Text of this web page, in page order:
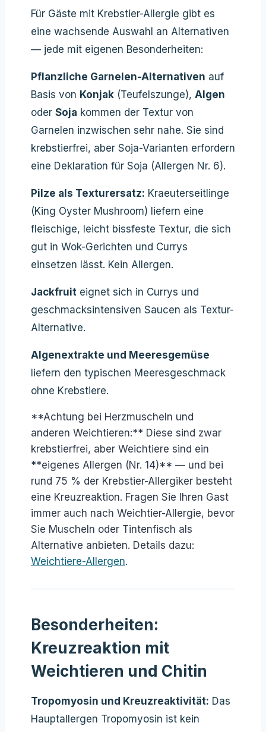
Für Gäste mit Krebstier-Allergie gibt es
eine wachsende Auswahl an Alternativen
— jede mit eigenen Besonderheiten:
Pflanzliche Garnelen-Alternativen auf
Basis von Konjak (Teufelszunge), Algen
oder Soja kommen der Textur von
Garnelen inzwischen sehr nahe. Sie sind
krebstierfrei, aber Soja-Varianten erfordern
eine Deklaration für Soja (Allergen Nr. 6).
Pilze als Texturersatz: Kraeuterseitlinge
(King Oyster Mushroom) liefern eine
fleischige, leicht bissfeste Textur, die sich
gut in Wok-Gerichten und Currys
einsetzen lässt. Kein Allergen.
Jackfruit eignet sich in Currys und
geschmacksintensiven Saucen als Textur-
Alternative.
Algenextrakte und Meeresgemüse
liefern den typischen Meeresgeschmack
ohne Krebstiere.
**Achtung bei Herzmuscheln und
anderen Weichtieren:** Diese sind zwar
krebstierfrei, aber Weichtiere sind ein
**eigenes Allergen (Nr. 14)** — und bei
rund 75 % der Krebstier-Allergiker besteht
eine Kreuzreaktion. Fragen Sie Ihren Gast
immer auch nach Weichtier-Allergie, bevor
Sie Muscheln oder Tintenfisch als
Alternative anbieten. Details dazu:
Weichtiere-Allergen.
Besonderheiten:
Kreuzreaktion mit
Weichtieren und Chitin
Tropomyosin und Kreuzreaktivität: Das
Hauptallergen Tropomyosin ist kein